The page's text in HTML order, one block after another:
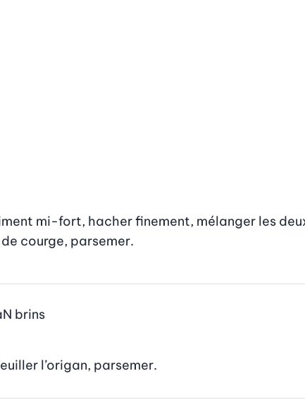
mi-fort, hacher finement, mélanger les
courge, parsemer.
brins
l’origan, parsemer.